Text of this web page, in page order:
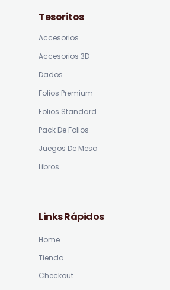
Tesoritos
Accesorios
Accesorios 3D
Dados
Folios Premium
Folios Standard
Pack De Folios
Juegos De Mesa
Libros
Links Rápidos
Home
Tienda
Checkout